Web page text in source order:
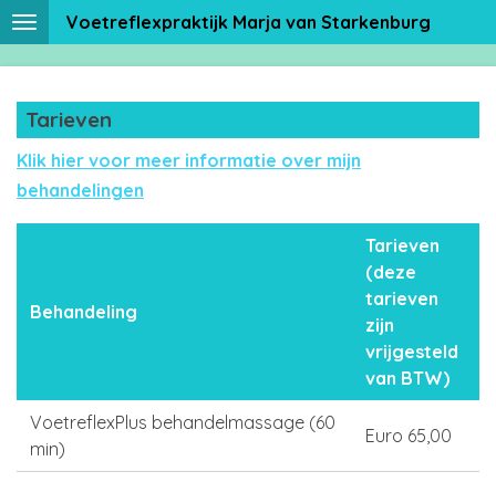
Ga
de
hoofdinhoud
Voetreflexpraktijk Marja van Starkenburg
Tarieven
Klik hier voor meer informatie over mijn
behandelingen
Behandeling
Tarieven
(deze
tarieven
zijn
vrijgesteld
van BTW)
VoetreflexPlus behandelmassage (60
min)
Euro 65,00